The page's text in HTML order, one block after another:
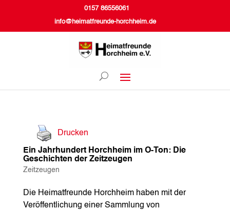
0157 86556061
info@heimatfreunde-horchheim.de
Drucken
Ein Jahrhundert Horchheim im O-Ton: Die
Geschichten der Zeitzeugen
Zeitzeugen
Die Heimatfreunde Horchheim haben mit der
Veröffentlichung einer Sammlung von